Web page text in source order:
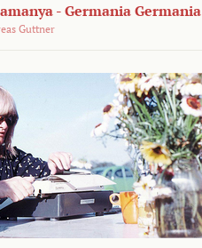
- Germania Germania
Guttner